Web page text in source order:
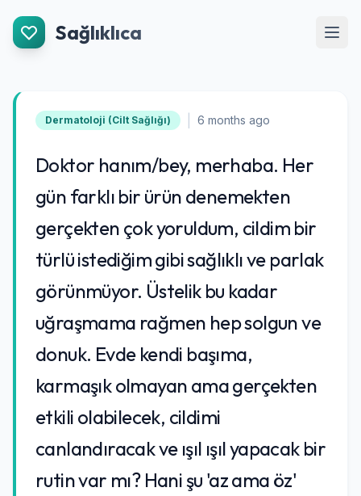
İçeriğe Git
Sağlıklıca
Dermatoloji (Cilt Sağlığı) 6 months ago
Doktor hanım/bey, merhaba. Her
gün farklı bir ürün denemekten
gerçekten çok yoruldum, cildim bir
türlü istediğim gibi sağlıklı ve parlak
görünmüyor. Üstelik bu kadar
uğraşmama rağmen hep solgun ve
donuk. Evde kendi başıma,
karmaşık olmayan ama gerçekten
etkili olabilecek, cildimi
canlandıracak ve ışıl ışıl yapacak bir
rutin var mı? Hani şu 'az ama öz'